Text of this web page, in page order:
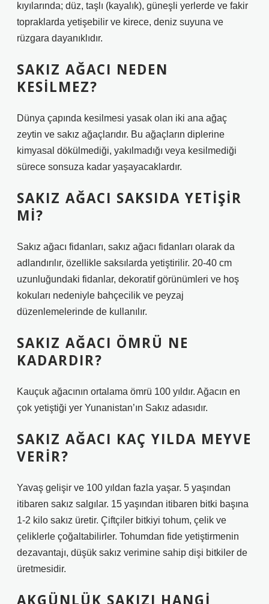
kıyılarında; düz, taşlı (kayalık), güneşli yerlerde ve fakir
topraklarda yetişebilir ve kirece, deniz suyuna ve
rüzgara dayanıklıdır.
SAKIZ AĞACI NEDEN
KESILMEZ?
Dünya çapında kesilmesi yasak olan iki ana ağaç
zeytin ve sakız ağaçlarıdır. Bu ağaçların diplerine
kimyasal dökülmediği, yakılmadığı veya kesilmediği
sürece sonsuza kadar yaşayacaklardır.
SAKIZ AĞACI SAKSIDA YETIŞIR
MI?
Sakız ağacı fidanları, sakız ağacı fidanları olarak da
adlandırılır, özellikle saksılarda yetiştirilir. 20-40 cm
uzunluğundaki fidanlar, dekoratif görünümleri ve hoş
kokuları nedeniyle bahçecilik ve peyzaj
düzenlemelerinde de kullanılır.
SAKIZ AĞACI ÖMRÜ NE
KADARDIR?
Kauçuk ağacının ortalama ömrü 100 yıldır. Ağacın en
çok yetiştiği yer Yunanistan’ın Sakız adasıdır.
SAKIZ AĞACI KAÇ YILDA MEYVE
VERIR?
Yavaş gelişir ve 100 yıldan fazla yaşar. 5 yaşından
itibaren sakız salgılar. 15 yaşından itibaren bitki başına
1-2 kilo sakız üretir. Çiftçiler bitkiyi tohum, çelik ve
çeliklerle çoğaltabilirler. Tohumdan fide yetiştirmenin
dezavantajı, düşük sakız verimine sahip dişi bitkiler de
üretmesidir.
AKGÜNLÜK SAKIZI HANGI